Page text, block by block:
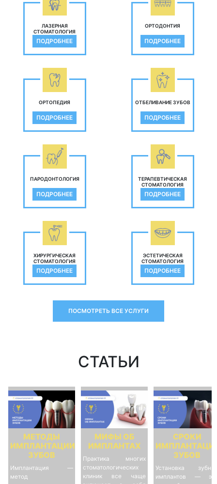
ЛАЗЕРНАЯ
СТОМАТОЛОГИЯ
ПОДРОБНЕЕ
ОРТОДОНТИЯ
ПОДРОБНЕЕ
ОРТОПЕДИЯ
ПОДРОБНЕЕ
ОТБЕЛИВАНИЕ ЗУБОВ
ПОДРОБНЕЕ
ПАРОДОНТОЛОГИЯ
ПОДРОБНЕЕ
ТЕРАПЕВТИЧЕСКАЯ
СТОМАТОЛОГИЯ
ПОДРОБНЕЕ
ХИРУРГИЧЕСКАЯ
СТОМАТОЛОГИЯ
ПОДРОБНЕЕ
ЭСТЕТИЧЕСКАЯ
СТОМАТОЛОГИЯ
ПОДРОБНЕЕ
ПОСМОТРЕТЬ ВСЕ УСЛУГИ
СТАТЬИ
МЕТОДЫ
ИМПЛАНТАЦИИ
ЗУБОВ
Имплантация —
метод
МИФЫ ОБ
ИМПЛАНТАХ
Практика многих
стоматологических
клиник все чаще
СРОКИ
ЗУБОВ
Установка
имплантов —